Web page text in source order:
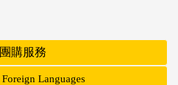
團購服務
Languages